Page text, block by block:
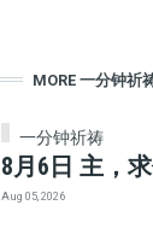
MORE 一分钟祈
一分钟祈祷
8月6日 主，
Aug 05, 2026